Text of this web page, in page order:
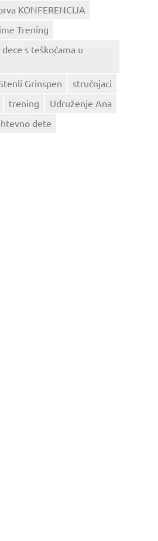
KONFERENCIJA
Trening
s teškoćama u
Grinspen
stručnjaci
trening
Udruženje Ana
dete